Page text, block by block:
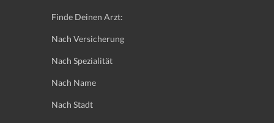
Finde Deinen Arzt:
Nach Versicherung
Nach Spezialität
Nach Name
Nach Stadt